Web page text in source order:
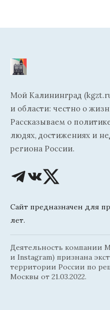
Мой Калининград
и области: честно о
Рассказываем о
людях, достижениях и
региона России.
Сайт предназначен для
лет.
Деятельность компании
и Instagram) признана
территории России по
Москвы от 21.03.2022.